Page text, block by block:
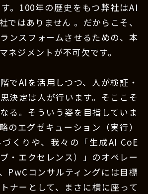
。100年の歴史をもつ弊社はAI
ではありません 。だからこそ、
ンスフォームさせるための、本
ネジメントが不可欠です。
でAIを活用しつつ、人が検証・
決定は人が行います。そここそ
る。そういう姿を目指していま
のエグゼキューション（実行）
くりや、我々の「生成AI CoE
・エクセレンス）」のオペレー
PwCコンサルティングには目標
ナーとして、まさに横に座って